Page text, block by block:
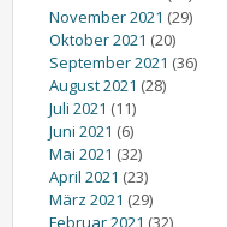
November 2021 (29)
Oktober 2021 (20)
September 2021 (36)
August 2021 (28)
Juli 2021 (11)
Juni 2021 (6)
Mai 2021 (32)
April 2021 (23)
März 2021 (29)
Februar 2021 (32)